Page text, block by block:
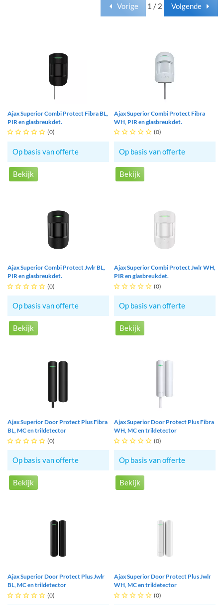
Vorige 1 / 2 Volgende
Ajax Superior Combi Protect Fibra BL,
PIR en glasbreukdet.
     (0)
Op basis van offerte
Bekijk
Ajax Superior Combi Protect Fibra
WH, PIR en glasbreukdet.
     (0)
Op basis van offerte
Bekijk
Ajax Superior Combi Protect Jwlr BL,
PIR en glasbreukdet.
     (0)
Op basis van offerte
Bekijk
Ajax Superior Combi Protect Jwlr WH,
PIR en glasbreukdet.
     (0)
Op basis van offerte
Bekijk
Ajax Superior Door Protect Plus Fibra
BL, MC en trildetector
     (0)
Op basis van offerte
Bekijk
Ajax Superior Door Protect Plus Fibra
WH, MC en trildetector
     (0)
Op basis van offerte
Bekijk
Ajax Superior Door Protect Plus Jwlr
BL, MC en trildetector
     (0)
Ajax Superior Door Protect Plus Jwlr
WH, MC en trildetector
     (0)